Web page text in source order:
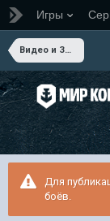
Игры
Видео и Звук
Для
боёв.